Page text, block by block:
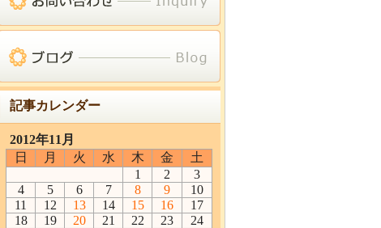
記事カレンダー
2012年11月
日
月 火 水 木 金
土
1
2
3
4
5 6 7 8 9
10
11
12 13 14 15 16
17
18
19 20 21 22 23
24